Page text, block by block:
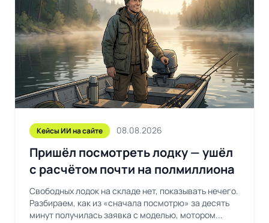
Кейсы ИИ на сайте 08.08.2026
Пришёл посмотреть лодку — ушёл
с расчётом почти на полмиллиона
Свободных лодок на складе нет, показывать нечего.
Разбираем, как из «сначала посмотрю» за десять
минут получилась заявка с моделью, мотором...